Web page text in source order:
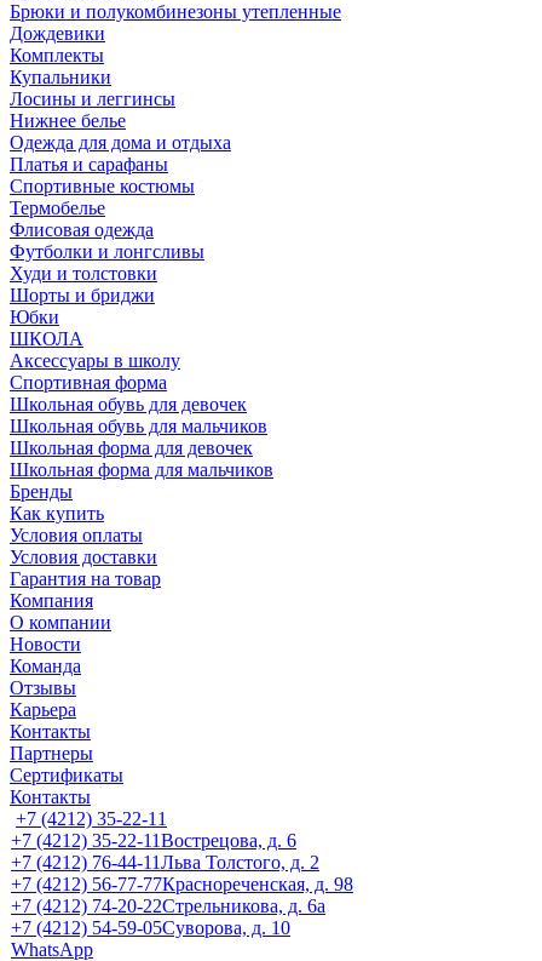
Брюки и полукомбинезоны утепленные
Дождевики
Комплекты
Купальники
Лосины и леггинсы
Нижнее белье
Одежда для дома и отдыха
Платья и сарафаны
Спортивные костюмы
Термобелье
Флисовая одежда
Футболки и лонгсливы
Худи и толстовки
Шорты и бриджи
Юбки
ШКОЛА
Аксессуары в школу
Спортивная форма
Школьная обувь для девочек
Школьная обувь для мальчиков
Школьная форма для девочек
Школьная форма для мальчиков
Бренды
Как купить
Условия оплаты
Условия доставки
Гарантия на товар
Компания
О компании
Новости
Команда
Отзывы
Карьера
Контакты
Партнеры
Сертификаты
Контакты
+7 (4212) 35-22-11
+7 (4212) 35-22-11Вострецова, д. 6
+7 (4212) 76-44-11Льва Толстого, д. 2
+7 (4212) 56-77-77Краснореченская, д. 98
+7 (4212) 74-20-22Стрельникова, д. 6а
+7 (4212) 54-59-05Суворова, д. 10
WhatsApp